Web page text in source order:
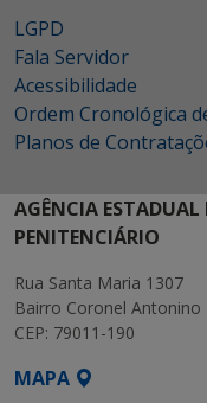
LGPD
Fala Servidor
Acessibilidade
Ordem Cronológica
Planos de
AGÊNCIA
PENITENCIÁRIO
Rua Santa Maria 1307
Bairro Coronel
CEP: 79011-190
MAPA